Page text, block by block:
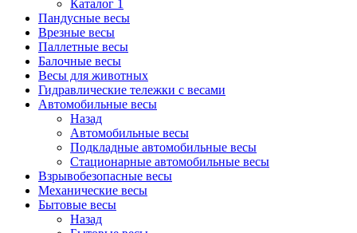
Каталог 1
Пандусные весы
Врезные весы
Паллетные весы
Балочные весы
Весы для животных
Гидравлические тележки с весами
Автомобильные весы
Назад
Автомобильные весы
Подкладные автомобильные весы
Стационарные автомобильные весы
Взрывобезопасные весы
Механические весы
Бытовые весы
Назад